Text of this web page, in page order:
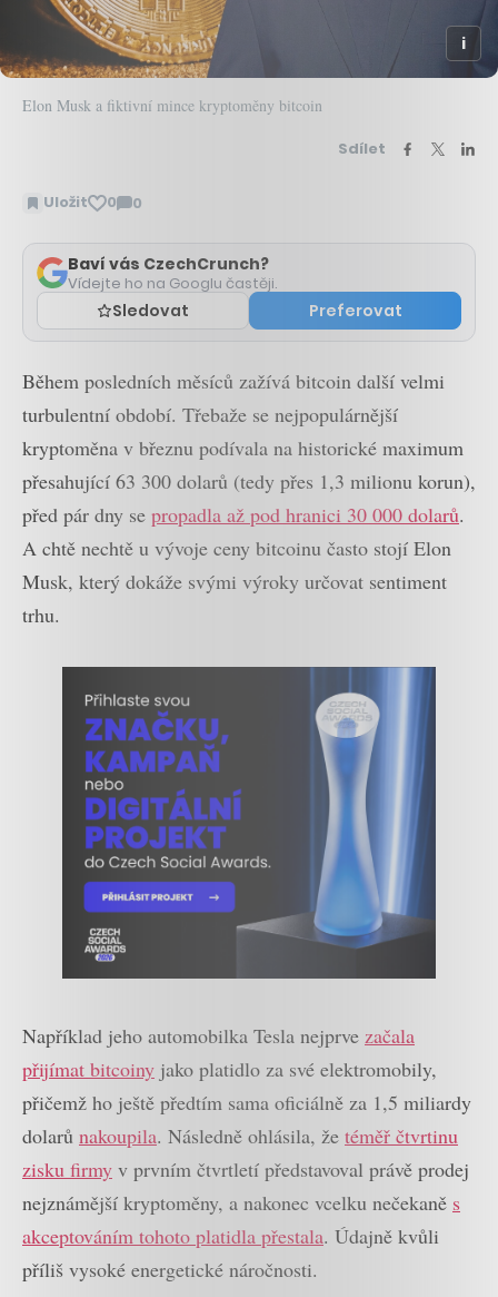
Elon Musk a fiktivní mince kryptoměny bitcoin
Sdílet
Uložit 0 0
Zobrazit
Baví vás CzechCrunch?
Vídejte ho na Googlu častěji.
Sledovat Preferovat
Během posledních měsíců zažívá bitcoin další velmi
turbulentní období. Třebaže se nejpopulárnější
kryptoměna v březnu podívala na historické maximum
přesahující 63 300 dolarů (tedy přes 1,3 milionu korun),
před pár dny se propadla až pod hranici 30 000 dolarů.
A chtě nechtě u vývoje ceny bitcoinu často stojí Elon
Musk, který dokáže svými výroky určovat sentiment
trhu.
Například jeho automobilka Tesla nejprve začala
přijímat bitcoiny jako platidlo za své elektromobily,
přičemž ho ještě předtím sama oficiálně za 1,5 miliardy
dolarů nakoupila. Následně ohlásila, že téměř čtvrtinu
zisku firmy v prvním čtvrtletí představoval právě prodej
nejznámější kryptoměny, a nakonec vcelku nečekaně s
akceptováním tohoto platidla přestala. Údajně kvůli
příliš vysoké energetické náročnosti.